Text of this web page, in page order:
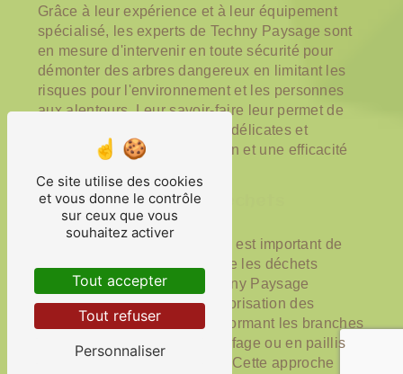
Grâce à leur expérience et à leur équipement
spécialisé, les experts de Techny Paysage sont
en mesure d'intervenir en toute sécurité pour
démonter des arbres dangereux en limitant les
risques pour l'environnement et les personnes
aux alentours. Leur savoir-faire leur permet de
mener à bien des opérations délicates et
complexes avec une précision et une efficacité
La valorisation des déchets
d'abattage
Après l'abattage d'un arbre, il est important de
gérer de manière responsable les déchets
générés par l'opération. Techny Paysage
propose des solutions de valorisation des
déchets d'abattage, en transformant les branches
et les troncs en bois de chauffage ou en paillis
pour l'amendement des sols. Cette approche
Ce site utilise des cookies
et vous donne le contrôle
sur ceux que vous
souhaitez activer
Tout accepter
Tout refuser
Personnaliser